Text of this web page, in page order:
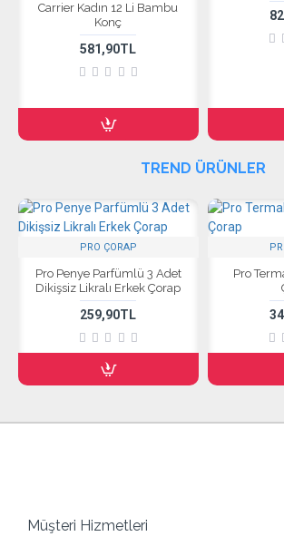
Carrier Kadın 12 Li Bambu
Konç
581,90TL
TREND ÜRÜNLER
PRO ÇORAP
Pro Penye Parfümlü 3 Adet
Dikişsiz Likralı Erkek Çorap
259,90TL
Pro
Müşteri Hizmetleri